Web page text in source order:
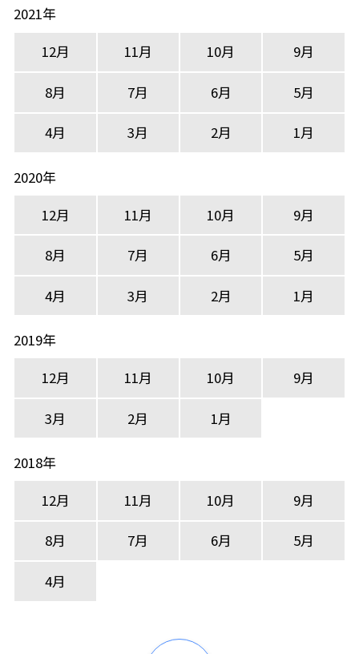
2021年
12月
11月 10月 9月
8月 7月 6月 5月
4月 3月 2月 1月
2020年
12月
11月 10月 9月
8月 7月 6月 5月
4月 3月 2月 1月
2019年
12月
11月 10月 9月
3月 2月 1月
2018年
12月
11月 10月 9月
8月 7月 6月 5月
4月